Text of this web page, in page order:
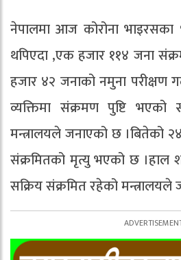
नेपालमा आज कोरोना भाइरसका
थपिएदा ,एक हजार ११४ जना
हजार ४२ जनाको नमुना परीक्षण
व्यक्तिमा संक्रमण पुष्टि भएको
मन्त्रालयले जनाएको छ ।बितेको
संक्रमितको मृत्यु भएको छ ।हाल
सक्रिय संक्रमित रहेको मन्त्रालयले